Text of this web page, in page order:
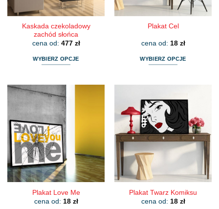
produktu
produktu
Kaskada czekoladowy
zachód słońca
cena od: 477 zł
WYBIERZ OPCJE
ma
wiele
wariantów.
Opcje
można
wybrać
na
stronie
produktu
Plakat Cel
cena od: 18 zł
WYBIERZ OPCJE
wiele
wariantów.
Opcje
można
wybrać
produktu
Plakat Love Me
cena od: 18 zł
Plakat Twarz Komiksu
cena od: 18 zł